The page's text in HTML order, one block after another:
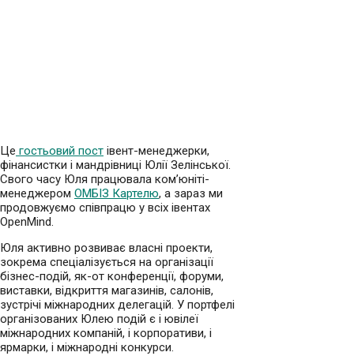
Це гостьовий пост івент-менеджерки,
фінансистки і мандрівниці Юлії Зелінської.
Свого часу Юля працювала ком’юніті-
менеджером ОМБІЗ Картелю, а зараз ми
продовжуємо співпрацю у всіх івентах
OpenMind.
Юля активно розвиває власні проекти,
зокрема спеціалізується на організації
бізнес-подій, як-от конференції, форуми,
виставки, відкриття магазинів, салонів,
зустрічі міжнародних делегацій. У портфелі
організованих Юлею подій є і ювілеї
міжнародних компаній, і корпоративи, і
ярмарки, і міжнародні конкурси.